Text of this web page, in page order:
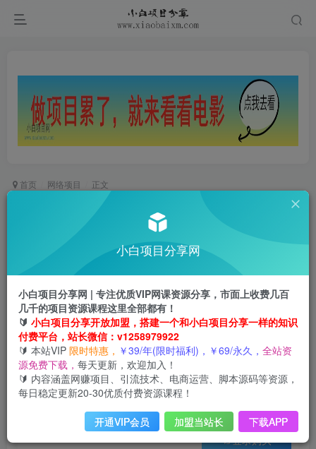
首页 网络项目 正文
鹿鼎山系列内部课程(更新2025年5月)专注缠论教
学，行情分析、学习答疑、机会提示、实操讲解
1年前更新
关注
0 872 62
此内容为会员免费，请付费后查看
云币3 限时特惠
云币 99
年VIP免费 终身VIP会员免费
登录购买
会员免费 已售 11
小白项目分享网
小白项目分享网 | 专注优质VIP网课资源分享，市面上收费几百
几千的项目资源课程这里全部都有！
🔰 小白项目分享开放加盟，搭建一个和小白项目分享一样的知识
付费平台，站长微信：v1258979922
🔰 本站VIP 限时特惠， ￥39/年(限时福利)，￥69/永久， 全站资
源免费下载， 每天更新，欢迎加入！
🔰 内容涵盖网赚项目、引流技术、电商运营、脚本源码等资源，
每日稳定更新20-30优质付费资源课程！
开通VIP会员 加盟当站长 下载APP